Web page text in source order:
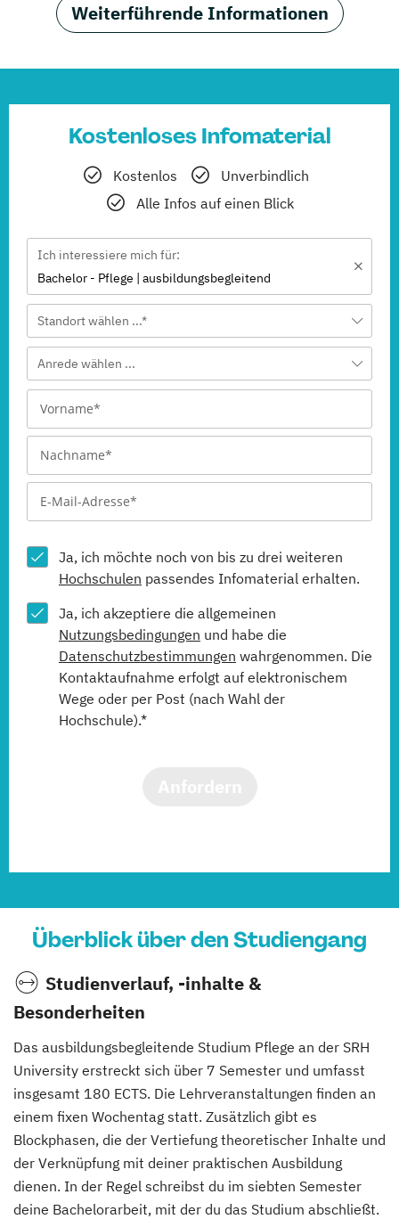
Weiterführende Informationen
Kostenloses Infomaterial
Kostenlos
Unverbindlich
Alle Infos auf einen Blick
Ich interessiere mich für:
Bachelor - Pflege | ausbildungsbegleitend
Standort wählen ...*
Anrede wählen ...
Ja, ich möchte noch von bis zu drei weiteren
Hochschulen passendes Infomaterial erhalten.
Ja, ich akzeptiere die allgemeinen
Nutzungsbedingungen und habe die
Datenschutzbestimmungen wahrgenommen. Die
Kontaktaufnahme erfolgt auf elektronischem
Wege oder per Post (nach Wahl der
Hochschule).*
Überblick über den Studiengang
Studienverlauf, -inhalte &
Besonderheiten
Das ausbildungsbegleitende Studium Pflege an der SRH
University erstreckt sich über 7 Semester und umfasst
insgesamt 180 ECTS. Die Lehrveranstaltungen finden an
einem fixen Wochentag statt. Zusätzlich gibt es
Blockphasen, die der Vertiefung theoretischer Inhalte und
der Verknüpfung mit deiner praktischen Ausbildung
dienen. In der Regel schreibst du im siebten Semester
deine Bachelorarbeit, mit der du das Studium abschließt.